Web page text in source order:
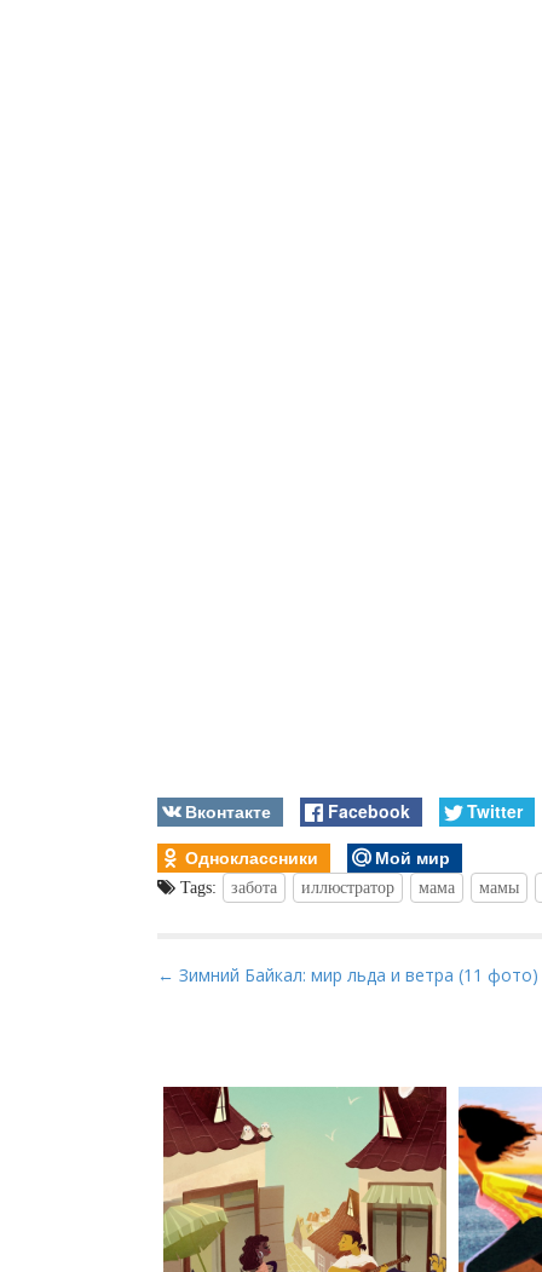
Вконтакте Facebook
Twitter
Одноклассники
Мой мир
Tags: забота иллюстратор мама мамы
P
n
a
v
g
a
← Зимний Байкал: мир льда и ветра (11 фото)